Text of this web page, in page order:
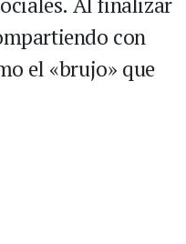
con
el «brujo» que